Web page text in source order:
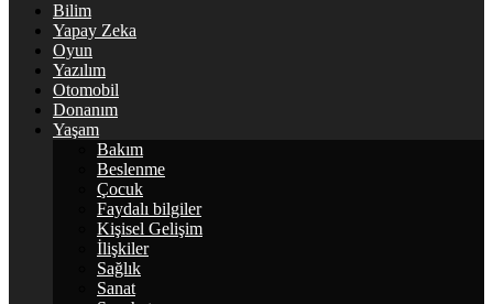
Bilim
Yapay Zeka
Oyun
Yazılım
Otomobil
Donanım
Yaşam
Bakım
Beslenme
Çocuk
Faydalı bilgiler
Kişisel Gelişim
İlişkiler
Sağlık
Sanat